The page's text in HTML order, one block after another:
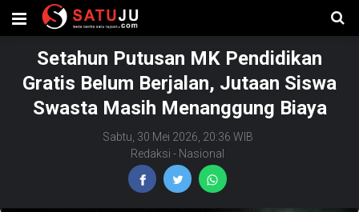
Setahun Putusan MK Pendidikan
Gratis Belum Berjalan, Jutaan Siswa
Swasta Masih Menanggung Biaya
Sabtu, 30 Mei 2026, 20:36 WIB
Redaksi - Nasional